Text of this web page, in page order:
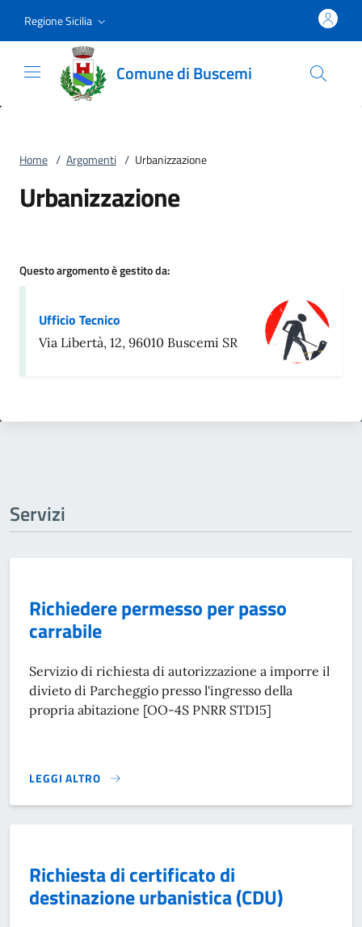
Regione Sicilia
Comune di Buscemi
Home / Argomenti / Urbanizzazione
Urbanizzazione
Questo argomento è gestito da:
Ufficio Tecnico
Via Libertà, 12, 96010 Buscemi SR
Servizi
Richiedere permesso per passo
carrabile
Servizio di richiesta di autorizzazione a imporre il
divieto di Parcheggio presso l'ingresso della
propria abitazione [OO-4S PNRR STD15]
LEGGI ALTRO
RICHIEDERE PERMESSO PER PASSO CARRABILE}
Richiesta di certificato di
destinazione urbanistica (CDU)